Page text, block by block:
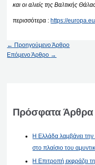
και οι αλιείς της Βαλτικής
περισσότερα : https://
← Προηγούμενο Άρθρο
Επόμενο Άρθρο →
Πρόσφατα Άρθρα
Η Ελλάδα λαμβάνει
στο πλαίσιο του
Η Επιτροπή εκφράζει